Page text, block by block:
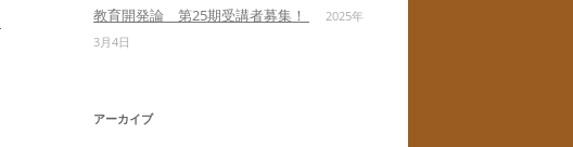
教育開発論 第25期受講者募集！
2025年
3月4日
アーカイブ